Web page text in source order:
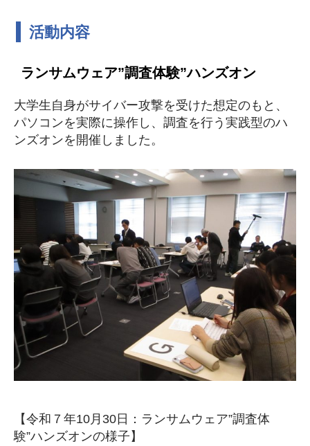
活動内容
ランサムウェア”調査体験”ハンズオン
大学生自身がサイバー攻撃を受けた想定のもと、
パソコンを実際に操作し、調査を行う実践型のハ
ンズオンを開催しました。
【令和７年10月30日：ランサムウェア”調査体
験”ハンズオンの様子】